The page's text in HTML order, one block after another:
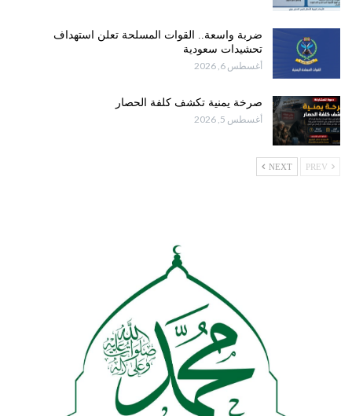
ضربة واسعة.. القوات المسلحة تعلن استهداف
تحشيدات سعودية
أغسطس 6, 2026
صرخة يمنية تكشف كلفة الحصار
أغسطس 5, 2026
NEXT